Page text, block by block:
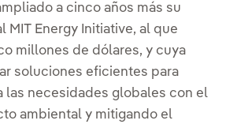
a cinco años más su
MIT Energy Initiative, al que
millones de dólares, y cuya
soluciones eficientes para
las necesidades globales con el
ambiental y mitigando el